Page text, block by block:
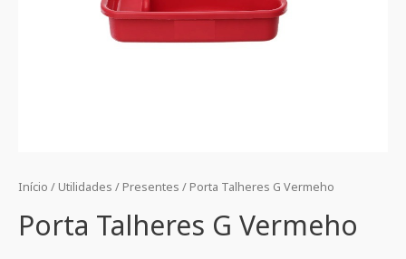
Início / Utilidades / Presentes / Porta Talheres G Vermeho
Porta Talheres G Vermeho